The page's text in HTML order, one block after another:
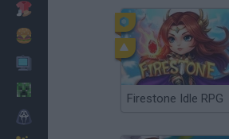
Firestone Idle RPG